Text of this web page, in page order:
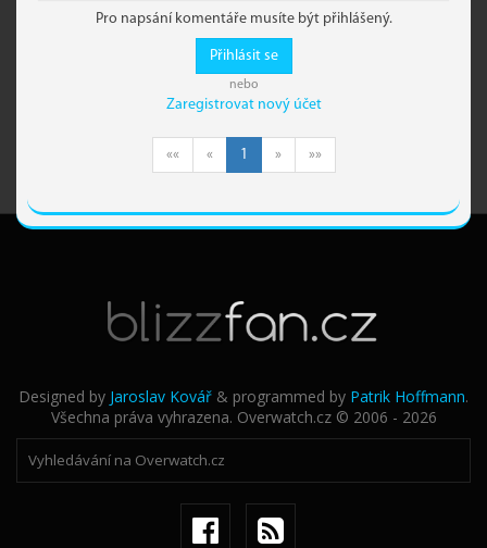
Pro napsání komentáře musíte být přihlášený.
Přihlásit se
nebo
Zaregistrovat nový účet
«« « 1 » »»
Designed by Jaroslav Kovář & programmed by Patrik Hoffmann.
Všechna práva vyhrazena. Overwatch.cz © 2006 - 2026